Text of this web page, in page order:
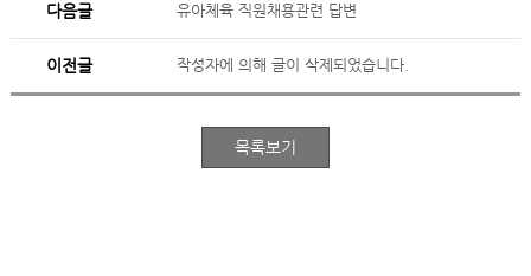
다음글 유아체육 직원채용관련 답변
이전글 작성자에 의해 글이 삭제되었습니다.